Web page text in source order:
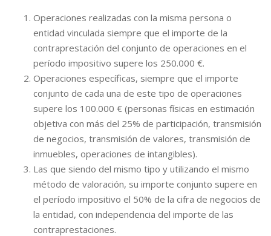
Operaciones realizadas con la misma persona o
entidad vinculada siempre que el importe de la
contraprestación del conjunto de operaciones en el
período impositivo supere los 250.000 €.
Operaciones específicas, siempre que el importe
conjunto de cada una de este tipo de operaciones
supere los 100.000 € (personas físicas en estimación
objetiva con más del 25% de participación, transmisión
de negocios, transmisión de valores, transmisión de
inmuebles, operaciones de intangibles).
Las que siendo del mismo tipo y utilizando el mismo
método de valoración, su importe conjunto supere en
el período impositivo el 50% de la cifra de negocios de
la entidad, con independencia del importe de las
contraprestaciones.